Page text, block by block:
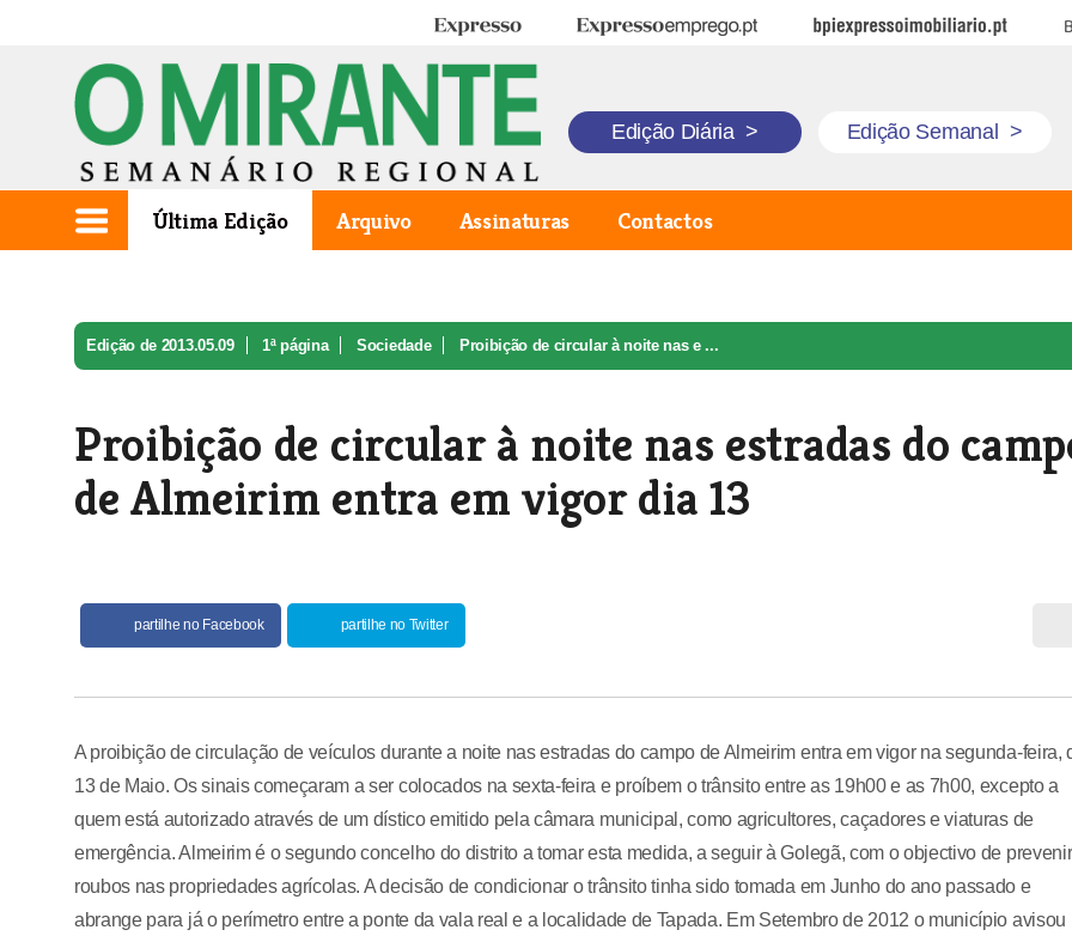
Expresso Expresso Emprego BPI Expresso Imobiliário
Edição Diária > Edição Semanal >
Última Edição Arquivo Assinaturas Contactos
Edição de 2013.05.09 1ª página Sociedade Proibição de circular à noite nas e ...
Proibição de circular à noite nas estradas do
de Almeirim entra em vigor dia 13
partilhe no Facebook partilhe no Twitter
A proibição de circulação de veículos durante a noite nas estradas do campo de Almeirim entra em vigor na segunda-feira,
13 de Maio. Os sinais começaram a ser colocados na sexta-feira e proíbem o trânsito entre as 19h00 e as 7h00, excepto a
quem está autorizado através de um dístico emitido pela câmara municipal, como agricultores, caçadores e viaturas de
emergência. Almeirim é o segundo concelho do distrito a tomar esta medida, a seguir à Golegã, com o objectivo de
roubos nas propriedades agrícolas. A decisão de condicionar o trânsito tinha sido tomada em Junho do ano passado e
abrange para já o perímetro entre a ponte da vala real e a localidade de Tapada. Em Setembro de 2012 o município avisou